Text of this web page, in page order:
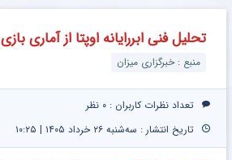
تحلیل فنی ابررایانه اوپتا از آماری
منبع : خبرگزاری میزان
تعداد نظرات کاربران : ۰ نظر
تاریخ انتشار : سه‌شنبه ۲۶ خرداد ۱۴۰۵ | ۱۰:۲۵